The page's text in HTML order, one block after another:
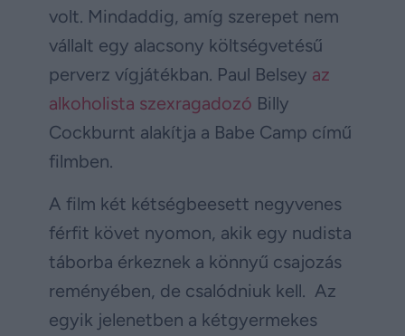
volt. Mindaddig, amíg szerepet nem
vállalt egy alacsony költségvetésű
perverz vígjátékban. Paul Belsey az
alkoholista szexragadozó Billy
Cockburnt alakítja a Babe Camp című
filmben.
A film két kétségbeesett negyvenes
férfit követ nyomon, akik egy nudista
táborba érkeznek a könnyű csajozás
reményében, de csalódniuk kell. Az
egyik jelenetben a kétgyermekes